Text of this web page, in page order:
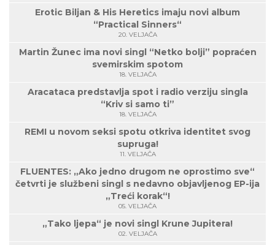
Erotic Biljan & His Heretics imaju novi album
“Practical Sinners“
20. VELJAČA
Martin Žunec ima novi singl “Netko bolji” popraćen
svemirskim spotom
18. VELJAČA
Aracataca predstavlja spot i radio verziju singla
“Kriv si samo ti”
18. VELJAČA
REMI u novom seksi spotu otkriva identitet svog
supruga!
11. VELJAČA
FLUENTES: „Ako jedno drugom ne oprostimo sve“
četvrti je službeni singl s nedavno objavljenog EP-ija
„Treći korak“!
05. VELJAČA
„Tako ljepa“ je novi singl Krune Jupitera!
02. VELJAČA